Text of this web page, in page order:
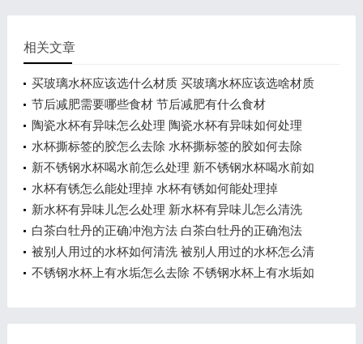
相关文章
买玻璃水杯应该选什么材质 买玻璃水杯应该选啥材质
节后减肥需要哪些食材 节后减肥有什么食材
陶瓷水杯有异味怎么处理 陶瓷水杯有异味如何处理
水杯撕标签的胶怎么去除 水杯撕标签的胶如何去除
新不锈钢水杯喝水前怎么处理 新不锈钢水杯喝水前如
何处理
水杯有锈怎么能处理掉 水杯有锈如何能处理掉
新水杯有异味儿怎么处理 新水杯有异味儿怎么清洗
白茶白牡丹的正确冲泡方法 白茶白牡丹的正确泡法
被别人用过的水杯如何清洗 被别人用过的水杯怎么清
洗
不锈钢水杯上有水垢怎么去除 不锈钢水杯上有水垢如